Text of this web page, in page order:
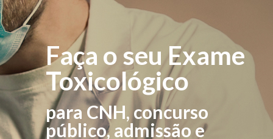
Faça o seu Exame
Toxicológico
para CNH, concurso
público, admissão e
O IRM agora tem
PROFISSIONAL
DE EDUCAÇÃO
FÍSICA